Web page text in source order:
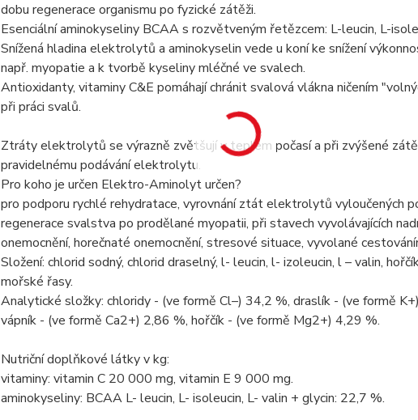
dobu regenerace organismu po fyzické zátěži.
Esenciální aminokyseliny BCAA s rozvětveným řetězcem: L-leucin, L-
Snížená hladina elektrolytů a aminokyselin vede u koní ke snížení
např. myopatie a k tvorbě kyseliny mléčné ve svalech.
Antioxidanty, vitaminy C&E pomáhají chránit svalová vlákna ničením
při práci svalů.
Ztráty elektrolytů se výrazně zvětšují v teplém počasí a při zvýšené
pravidelnému podávání elektrolytu.
Pro koho je určen Elektro-Aminolyt určen?
pro podporu rychlé rehydratace, vyrovnání ztát elektrolytů vyloučených
regenerace svalstva po prodělané myopatii, při stavech vyvolávajících
onemocnění, horečnaté onemocnění, stresové situace, vyvolané
Složení: chlorid sodný, chlorid draselný, l- leucin, l- izoleucin, l – valin,
mořské řasy.
Analytické složky: chloridy - (ve formě Cl–) 34,2 %, draslík - (ve formě
vápník - (ve formě Ca2+) 2,86 %, hořčík - (ve formě Mg2+) 4,29 %.
Nutriční doplňkové látky v kg:
vitaminy: vitamin C 20 000 mg, vitamin E 9 000 mg.
aminokyseliny: BCAA L- leucin, L- isoleucin, L- valin + glycin: 22,7 %.